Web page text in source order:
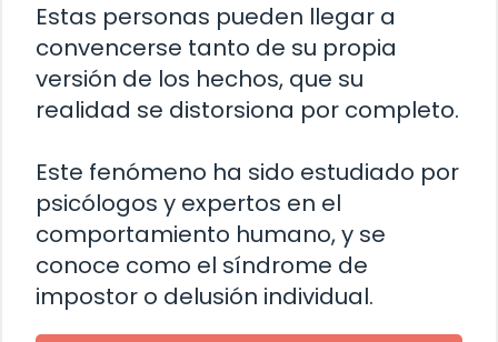
Estas personas pueden llegar a
convencerse tanto de su propia
versión de los hechos, que su
realidad se distorsiona por completo.
Este fenómeno ha sido estudiado por
psicólogos y expertos en el
comportamiento humano, y se
conoce como el síndrome de
impostor o delusión individual.